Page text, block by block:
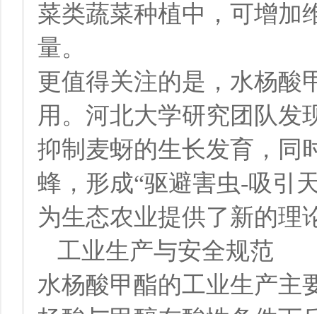
菜类蔬菜种植中，可增加
量。
更值得关注的是，水杨酸
用。河北大学研究团队发
抑制麦蚜的生长发育，同
蜂，形成“驱避害虫-吸引
为生态农业提供了新的理
工业生产与安全规范
水杨酸甲酯的工业生产主